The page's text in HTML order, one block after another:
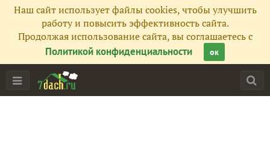
Наш сайт использует файлы cookies, чтобы улучшить
работу и повысить эффективность сайта.
Продолжая использование сайта, вы соглашаетесь с
Политикой конфиденциальности
ок